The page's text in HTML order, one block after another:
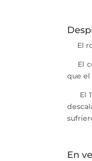
El
El
que el
El
En